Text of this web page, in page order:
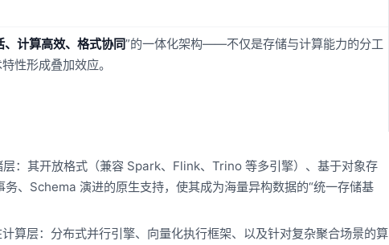
、计算高效、格式协同”的一体化架构——不仅是存储与计算能力的分工
性形成叠加效应。
：其开放格式（兼容 Spark、Flink、Trino 等多引擎）、基于对象存
、Schema 演进的原生支持，使其成为海量异构数据的“统一存储基
算层：分布式并行引擎、向量化执行框架、以及针对复杂聚合场景的算